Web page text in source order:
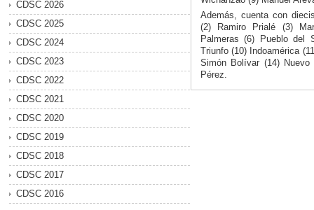
CDSC 2026
CDSC 2025
CDSC 2024
CDSC 2023
CDSC 2022
CDSC 2021
CDSC 2020
CDSC 2019
CDSC 2018
CDSC 2017
CDSC 2016
Además, cuenta con
(2) Ramiro Prialé (3)
Palmeras (6) Pueblo del
Triunfo (10) Indoamérica
Simón Bolívar (14) Nuevo
Pérez.